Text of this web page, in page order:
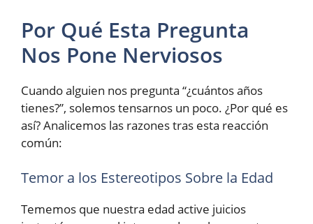
Por Qué Esta Pregunta
Nos Pone Nerviosos
Cuando alguien nos pregunta “¿cuántos años
tienes?”, solemos tensarnos un poco. ¿Por qué es
así? Analicemos las razones tras esta reacción
común:
Temor a los Estereotipos Sobre la Edad
Tememos que nuestra edad active juicios